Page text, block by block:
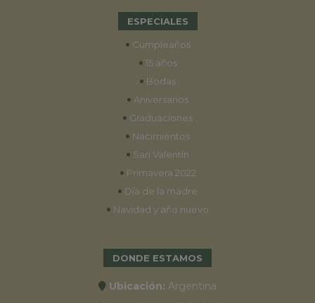
ESPECIALES
• Cumpleaños
• 15 años
• Bodas
• Aniversarios
• Graduaciones
• Nacimientos
• San Valentín
• Primavera 2022
• Día de la madre
• Navidad y año nuevo
DONDE ESTAMOS
Ubicación: Argentina